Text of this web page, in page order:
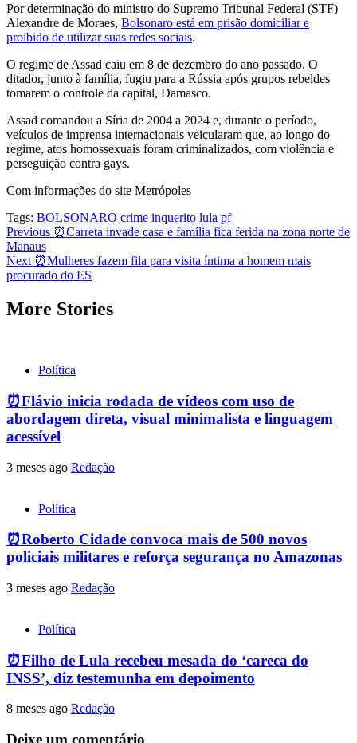
Por determinação do ministro do Supremo Tribunal Federal (STF)
Alexandre de Moraes, Bolsonaro está em prisão domiciliar e
proibido de utilizar suas redes sociais.
O regime de Assad caiu em 8 de dezembro do ano passado. O
ditador, junto à família, fugiu para a Rússia após grupos rebeldes
tomarem o controle da capital, Damasco.
Assad comandou a Síria de 2004 a 2024 e, durante o período,
veículos de imprensa internacionais veicularam que, ao longo do
regime, atos homossexuais foram criminalizados, com violência e
perseguição contra gays.
Com informações do site Metrópoles
Tags: BOLSONARO crime inquerito lula pf
Post
navigation
Previous ⏰Carreta invade casa e família fica ferida na zona norte de
Manaus
Next ⏰Mulheres fazem fila para visita íntima a homem mais
procurado do ES
More Stories
Política
⏰Flávio inicia rodada de vídeos com uso de
abordagem direta, visual minimalista e linguagem
acessível
3 meses ago Redação
Política
⏰Roberto Cidade convoca mais de 500 novos
policiais militares e reforça segurança no Amazonas
3 meses ago Redação
Política
⏰Filho de Lula recebeu mesada do ‘careca do
INSS’, diz testemunha em depoimento
8 meses ago Redação
Deixe um comentário